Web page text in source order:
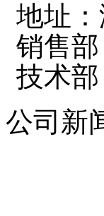
浙江宝田电气有
了解更多
公司遵循“诚信
了解更多
公司新闻
行业新闻
如何通过元器件选
地址
销售部
技术部
公司新